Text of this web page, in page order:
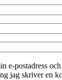
e-postadress
jag skriver en